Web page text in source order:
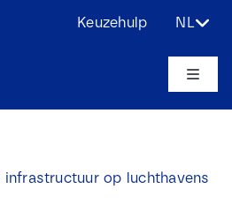
Keuzehulp NL
Toggle
op luchthavens